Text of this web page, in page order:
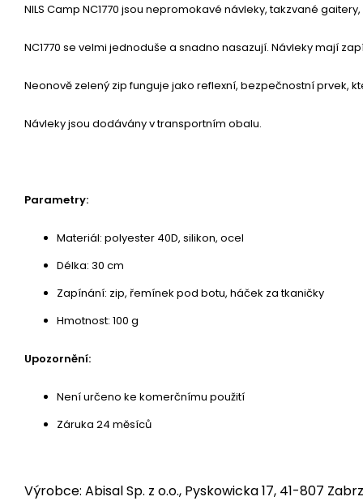
NILS Camp NC1770 jsou nepromokavé návleky, takzvané
NC1770 se velmi jednoduše a snadno nasazují. Návleky mají
Neonově zelený zip funguje jako reflexní, bezpečnostní prvek,
Návleky jsou dodávány v transportním obalu.
Parametry:
Materiál: polyester 40D, silikon, ocel
Délka: 30 cm
Zapínání: zip, řemínek pod botu, háček za tkaničky
Hmotnost: 100 g
Upozornění:
Není určeno ke komerčnímu použití
Záruka 24 měsíců
Výrobce: Abisal Sp. z o.o., Pyskowicka 17, 41-807